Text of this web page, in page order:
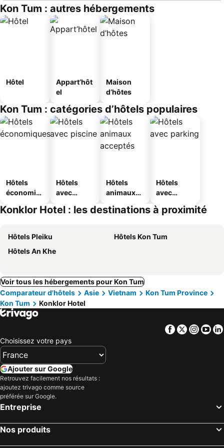
Kon Tum : autres hébergements
Hôtel
Appart’hôt
el
Maison
d’hôtes
Kon Tum : catégories d’hôtels populaires
Hôtels
économiq
Hôtels
avec
Hôtels
animaux
Hôtels
avec
Konklor Hotel : les destinations à proximité
Hôtels Pleiku
Hôtels Kon Tum
Hôtels An Khe
Voir tous les hébergements pour Kon Tum
Comparateur d'hôtels
Asie Vietnam
Kon Tum Province
Kon Tum
Konklor Hotel
Facebook
Twitter
Choisissez votre pays
Ajouter sur Google
Retrouvez facilement nos résultats :
ajoutez trivago comme source
préférée sur Google.
Entreprise
Nos produits